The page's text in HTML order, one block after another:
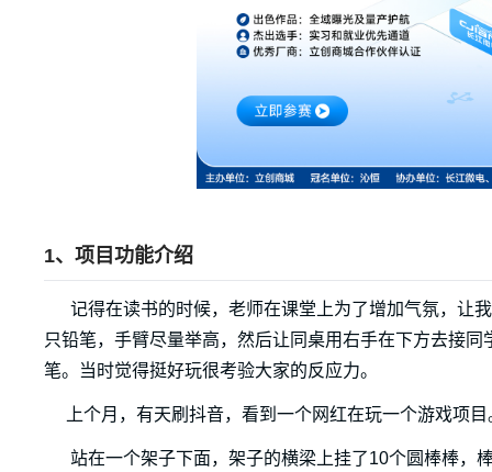
1、项目功能介绍
记得在读书的时候，老师在课堂上为了增加气氛，让
只铅笔，手臂尽量举高，然后让同桌用右手在下方去接
笔。当时觉得挺好玩很考验大家的反应力。
上个月，有天刷抖音，看到一个网红在玩一个游戏项目
站在一个架子下面，架子的横梁上挂了10个圆棒棒，